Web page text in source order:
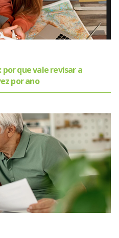
que vale revisar a
por ano